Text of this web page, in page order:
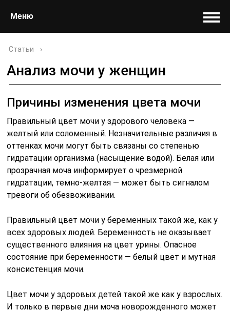
Меню
Статьи ›
Анализ мочи у женщин
Причины изменения цвета мочи
Правильный цвет мочи у здорового человека —
желтый или соломенный. Незначительные различия в
оттенках мочи могут быть связаны со степенью
гидратации организма (насыщение водой). Белая или
прозрачная моча информирует о чрезмерной
гидратации, темно-желтая — может быть сигналом
тревоги об обезвоживании.
Правильный цвет мочи у беременных такой же, как у
всех здоровых людей. Беременность не оказывает
существенного влияния на цвет урины. Опасное
состояние при беременности — белый цвет и мутная
консистенция мочи.
Цвет мочи у здоровых детей такой же как у взрослых.
И только в первые дни моча новорожденного может